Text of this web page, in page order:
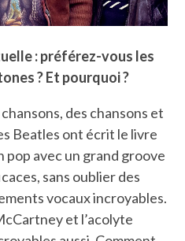
: préférez-vous les
? Et pourquoi ?
des chansons et
Beatles ont écrit le livre
pop avec un grand groove
sans oublier des
vocaux incroyables.
et l’acolyte